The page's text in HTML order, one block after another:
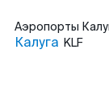
Аэропорты
Калуга KLF